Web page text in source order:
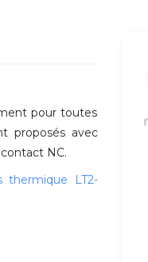
pour toutes
proposés avec
NC.
thermique LT2-